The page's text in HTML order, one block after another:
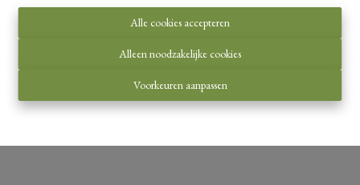
Alle cookies accepteren
Alleen noodzakelijke cookies
Voorkeuren aanpassen